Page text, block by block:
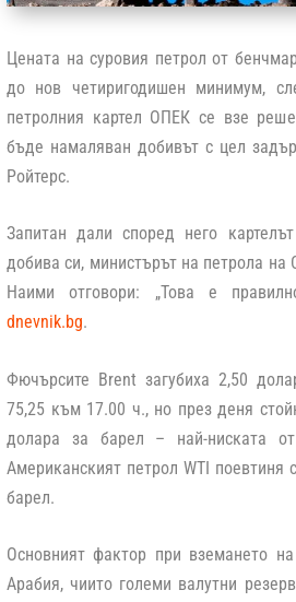
Цената на суровия петрол от
до нов четиригодишен минимум,
петролния картел ОПЕК се взе
бъде намаляван добивът с цел
Ройтерс.
Запитан дали според него
добива си, министърът на петрола на
Наими отговори: „Това е
dnevnik.bg.
Фючърсите Brent загубиха 2,50
75,25 към 17.00 ч., но през деня
долара за барел – най-ниската
Американският петрол WTI поевтиня
барел.
Основният фактор при вземането
Арабия, чиито големи валутни